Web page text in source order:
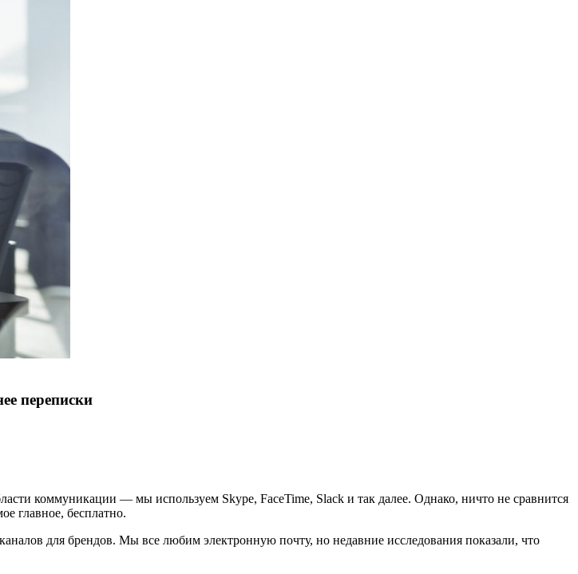
переписки
коммуникации — мы используем Skype, FaceTime, Slack и так далее. Однако, ничто не сравнится
главное, бесплатно.
для брендов. Мы все любим электронную почту, но недавние исследования показали, что